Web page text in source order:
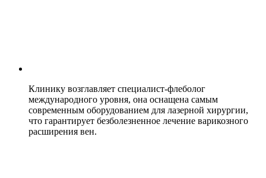
Клинику возглавляет специалист-флеболог
международного уровня, она оснащена самым
современным оборудованием для лазерной хирургии,
что гарантирует безболезненное лечение варикозного
расширения вен.